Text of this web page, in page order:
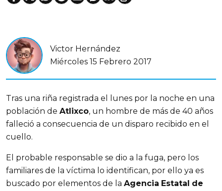
Victor Hernández
Miércoles 15 Febrero 2017
Tras una riña registrada el lunes por la noche en una
población de Atlixco, un hombre de más de 40 años
falleció a consecuencia de un disparo recibido en el
cuello.
El probable responsable se dio a la fuga, pero los
familiares de la víctima lo identifican, por ello ya es
buscado por elementos de la Agencia Estatal de